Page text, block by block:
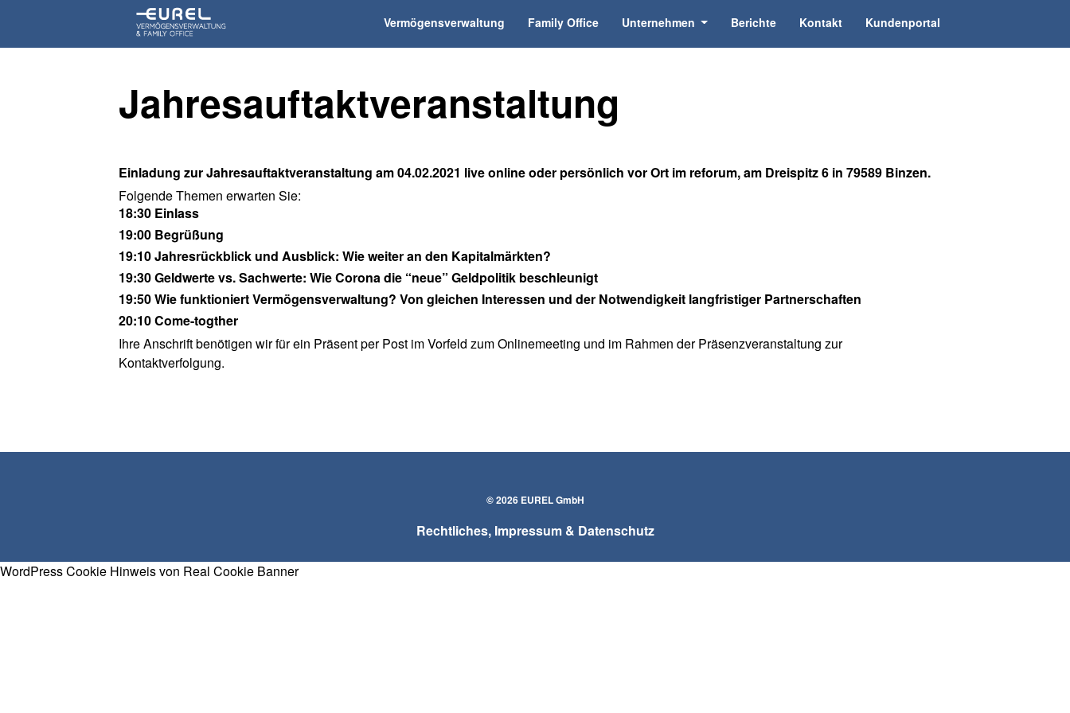
Vermögensverwaltung Family Office Unternehmen Berichte Kontakt Kundenportal
Jahresauftaktveranstaltung
Einladung zur Jahresauftaktveranstaltung am 04.02.2021 live online oder persönlich vor Ort im reforum, am Dreispitz 6 in 79589 Binzen.
Folgende Themen erwarten Sie:
18:30 Einlass
19:00 Begrüßung
19:10 Jahresrückblick und Ausblick: Wie weiter an den Kapitalmärkten?
19:30 Geldwerte vs. Sachwerte: Wie Corona die “neue” Geldpolitik beschleunigt
19:50 Wie funktioniert Vermögensverwaltung? Von gleichen Interessen und der Notwendigkeit langfristiger Partnerschaften
20:10 Come-togther
Ihre Anschrift benötigen wir für ein Präsent per Post im Vorfeld zum Onlinemeeting und im Rahmen der Präsenzveranstaltung zur
Kontaktverfolgung.
© 2026 EUREL GmbH
Rechtliches, Impressum & Datenschutz
WordPress Cookie Hinweis von Real Cookie Banner